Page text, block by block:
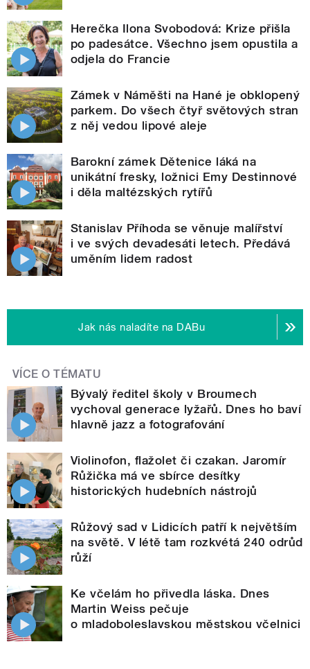
Herečka Ilona Svobodová: Krize přišla
po padesátce. Všechno jsem opustila a
odjela do Francie
Zámek v Náměšti na Hané je obklopený
parkem. Do všech čtyř světových stran
z něj vedou lipové aleje
Barokní zámek Dětenice láká na
unikátní fresky, ložnici Emy Destinnové
i děla maltézských rytířů
Stanislav Příhoda se věnuje malířství
i ve svých devadesáti letech. Předává
uměním lidem radost
Jak nás naladíte na DABu
VÍCE O TÉMATU
Bývalý ředitel školy v Broumech
vychoval generace lyžařů. Dnes ho baví
hlavně jazz a fotografování
Violinofon, flažolet či czakan. Jaromír
Růžička má ve sbírce desítky
historických hudebních nástrojů
Růžový sad v Lidicích patří k největším
na světě. V létě tam rozkvétá 240 odrůd
růží
Ke včelám ho přivedla láska. Dnes
Martin Weiss pečuje
o mladoboleslavskou městskou včelnici